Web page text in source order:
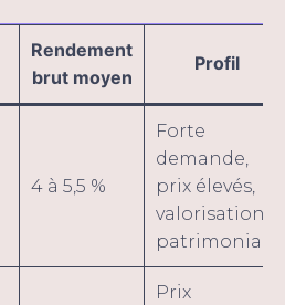
Rendement
brut moyen
Profil
4 à 5,5 %
Forte
demande,
prix élevés,
valorisation
patrimoniale
Prix